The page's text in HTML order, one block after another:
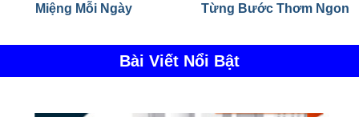
Miệng Mỗi Ngày
Từng Bước Thơm Ngon
Bài Viết Nổi Bật